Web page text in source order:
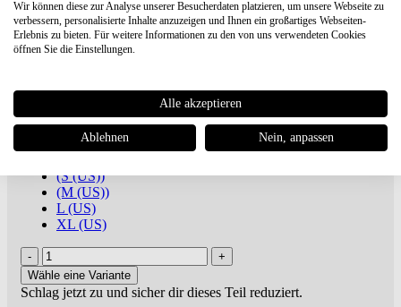
Gramicci Corduroy G-Short
€ 94,46 € 104,95 UVP **
Versandkosten
Artikel-Nr.: G6SM-P125-BEIGE
Marke:Gramicci
(S (US))
(M (US))
L (US)
XL (US)
Wähle eine Variante
Schlag jetzt zu und sicher dir dieses Teil reduziert.
Wir können diese zur Analyse unserer Besucherdaten platzieren, um unsere Webseite zu
verbessern, personalisierte Inhalte anzuzeigen und Ihnen ein großartiges Webseiten-
Erlebnis zu bieten. Für weitere Informationen zu den von uns verwendeten Cookies
öffnen Sie die Einstellungen.
Alle akzeptieren
Ablehnen Nein, anpassen